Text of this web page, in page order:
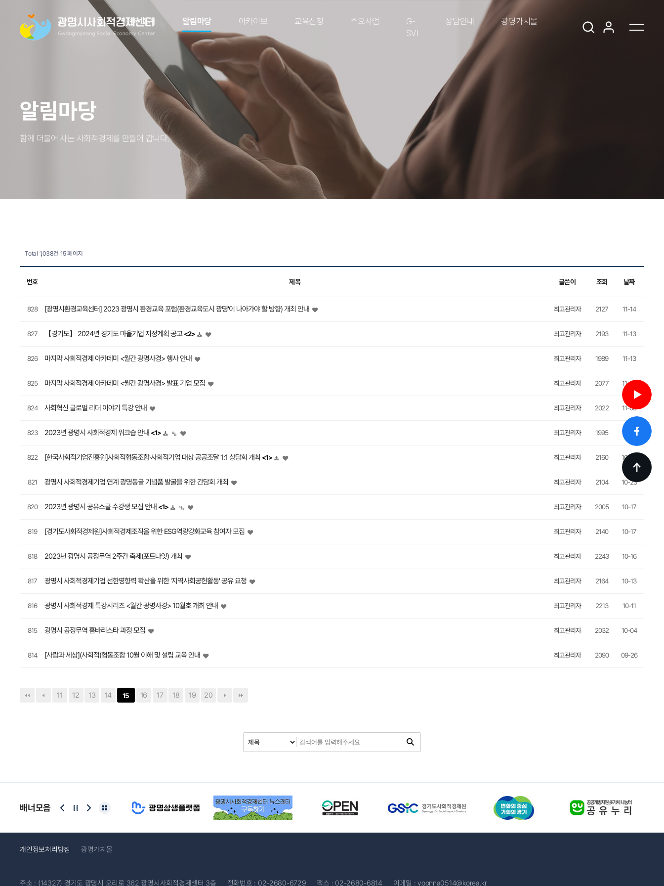
센터소개 알림마당 아카이브 교육신청 주요사업
G-
SVI
상담안내 광명가치몰
알림마당
함께 더불어 사는 사회적경제를 만들어 갑니다.
Total 1,038건 15 페이지
번호 제목 글쓴이 조회 날짜
828 [광명시환경교육센터] 2023 광명시 환경교육 포럼(환경교육도시 광명'이 나아가야 할 방향) 개최 안내 최고관리자 2127 11-14
827 【경기도】 2024년 경기도 마을기업 지정계획 공고<2> 최고관리자 2193 11-13
826 마지막 사회적경제 아카데미 <월간 광명사경> 행사 안내 최고관리자 1989 11-13
825 마지막 사회적경제 아카데미 <월간 광명사경> 발표 기업 모집 최고관리자 2077 11-09
824 사회혁신 글로벌 리더 이야기 특강 안내 최고관리자 2022 11-09
823 2023년 광명시 사회적경제 워크숍 안내 <1> 최고관리자 1995 10-31
822 [한국사회적기업진흥원]사회적협동조합·사회적기업 대상 공공조달 1:1 상담회 개최 <1> 최고관리자 2160 10-30
821 광명시 사회적경제기업 연계 광명동굴 기념품 발굴을 위한 간담회 개최 최고관리자 2104 10-23
820 2023년 광명시 공유스쿨 수강생 모집 안내 <1> 최고관리자 2005 10-17
819 [경기도사회적경제원]사회적경제조직을 위한 ESG역량강화교육 참여자 모집 최고관리자 2140 10-17
818 2023년 광명시 공정무역 2주간 축제(포트나잇) 개최 최고관리자 2243 10-16
817 광명시 사회적경제기업 선한영향력 확산을 위한 '지역사회공헌활동' 공유 요청 최고관리자 2164 10-13
816 광명시 사회적경제 특강시리즈 <월간 광명사경> 10월호 개최 안내 최고관리자 2213 10-11
815 광명시 공정무역 홈바리스타 과정 모집 최고관리자 2032 10-04
814 [사람과 세상](사회적)협동조합 10월 이해 및 설립 교육 안내 최고관리자 2090 09-26
11 12 13 14 15 16 17 18 19 20
배너모음
개인정보처리방침 광명가치몰
주소 : (14327) 경기도 광명시 오리로 362 광명시사회적경제센터 3층 전화번호 : 02-2680-6729 팩스 : 02-2680-6814 이메일 :yoonna0514@korea.kr